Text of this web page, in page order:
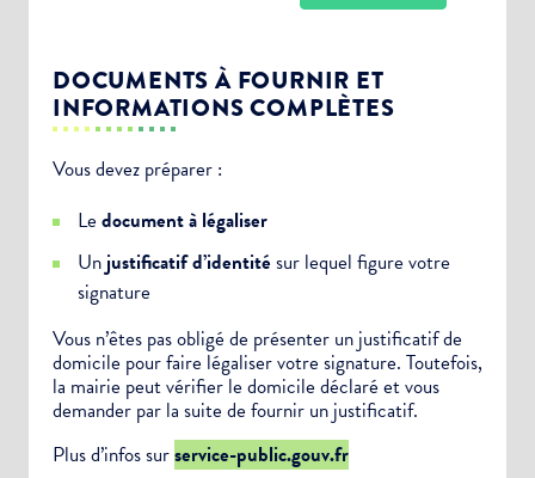
DOCUMENTS À FOURNIR ET
INFORMATIONS COMPLÈTES
Vous devez préparer :
Le document à légaliser
Un justificatif d’identitésur lequel figure votre
signature
Vous n’êtes pas obligé de présenter un justificatif de
domicile pour faire légaliser votre signature. Toutefois,
la mairie peut vérifier le domicile déclaré et vous
demander par la suite de fournir un justificatif.
Plus d’infos surservice-public.gouv.fr
Newsletter Culture